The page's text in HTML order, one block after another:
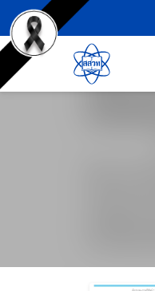
ข้ามไปยังเนื้อหาหลัก
เครื่องมือช่วยเหลือ